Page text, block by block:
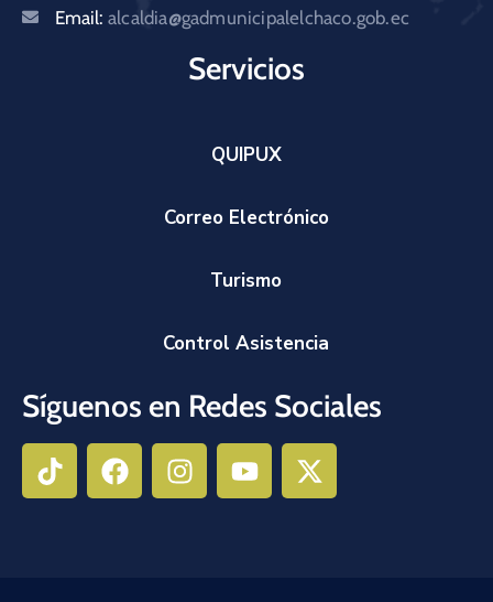
Email: alcaldia@gadmunicipalelchaco.gob.ec
Servicios
QUIPUX
Correo Electrónico
Turismo
Control Asistencia
Síguenos en Redes Sociales